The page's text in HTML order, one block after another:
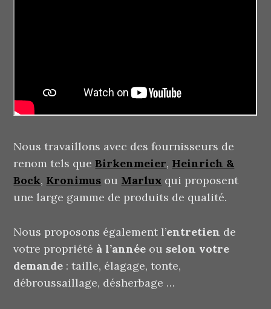
Nous travaillons avec des fournisseurs de
renom tels queBirkenmeier, Heinrich &
Bock, Kronimus ou Marlux qui proposent
une large gamme de produits de qualité.
Nous proposons également l’entretien de
votre propriété à l’année ou selon votre
demande : taille, élagage, tonte,
débroussaillage, désherbage …